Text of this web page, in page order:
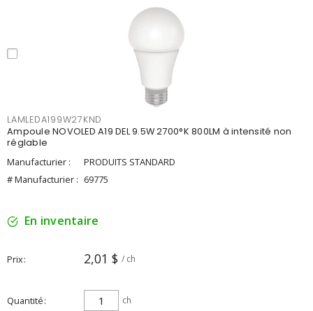
LAMLEDA199W27KND
Ampoule NOVOLED A19 DEL 9.5W 2700°K 800LM à intensité non
réglable
Manufacturier :
PRODUITS STANDARD
# Manufacturier : 69775
En inventaire
Prix 2,01 $ / ch
Quantité ch